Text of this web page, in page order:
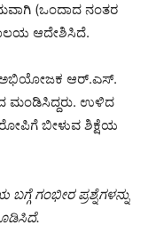
(ಒಂದಾದ ನಂತರ
ಆದೇಶಿಸಿದೆ.
ಅಭಿಯೋಜಕ ಆರ್.ಎಸ್.
ಉಳಿದ
ಬೀಳುವ ಶಿಕ್ಷೆಯ
ಗಂಭೀರ ಪ್ರಶ್ನೆಗಳನ್ನು